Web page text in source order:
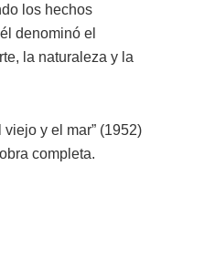
los hechos
denominó el
la naturaleza y la
y el mar” (1952)
completa.